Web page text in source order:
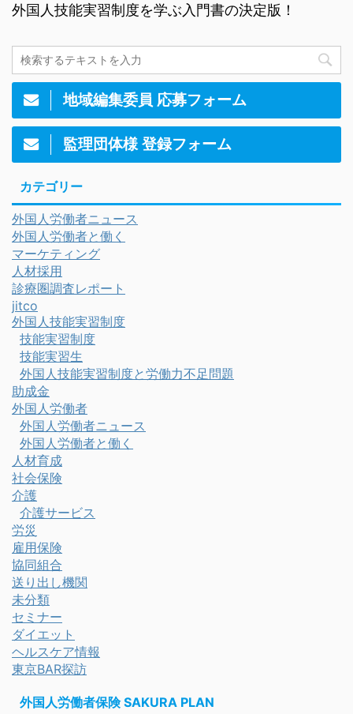
外国人技能実習制度を学ぶ入門書の決定版！
地域編集委員 応募フォーム
監理団体様 登録フォーム
カテゴリー
外国人労働者ニュース
外国人労働者と働く
マーケティング
人材採用
診療圏調査レポート
jitco
外国人技能実習制度
技能実習制度
技能実習生
外国人技能実習制度と労働力不足問題
助成金
外国人労働者
外国人労働者ニュース
外国人労働者と働く
人材育成
社会保険
介護
介護サービス
労災
雇用保険
協同組合
送り出し機関
未分類
セミナー
ダイエット
ヘルスケア情報
東京BAR探訪
外国人労働者保険 SAKURA PLAN